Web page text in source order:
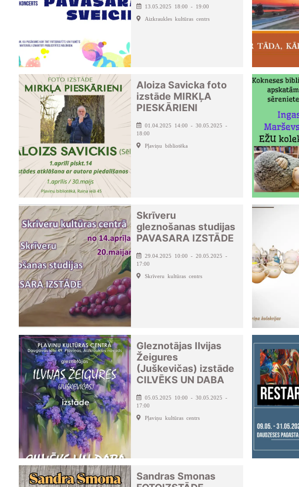
13.05.2025 18:00 - 19:00
Aizkraukles kultūras centrs
Aloiza Savicka foto
izstāde MIRKĻA
PIESKĀRIENI
01.04.2025 14:00 - 30.05.2025 -
18:00
Pļaviņu bibliotēka
Skrīveru
gleznošanas studijas
PAVASARA IZSTĀDE
29.04.2025 10:00 - 20.05.2025 -
17:00
Skrīveru kultūras centrs
Gleznotājas Ilvijas
Žeigures
(Juškevičas) izstāde
CILVĒKS UN DABA
05.05.2025 10:00 - 30.05.2025 -
17:00
Pļaviņu kultūras centrs
Sandras Smonas